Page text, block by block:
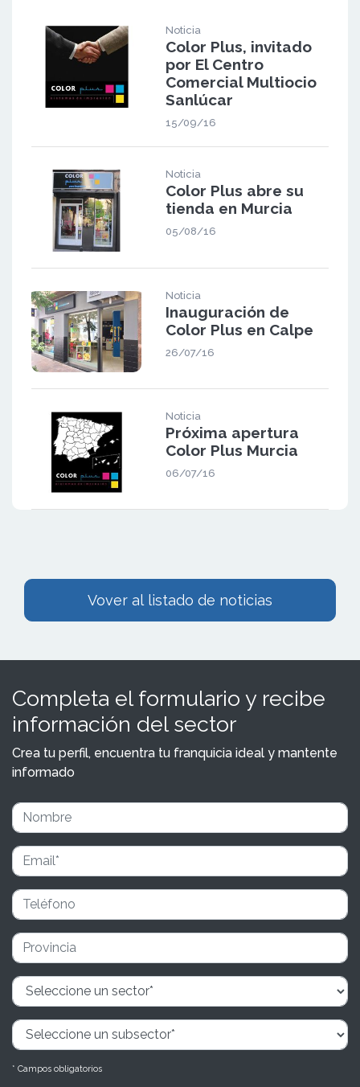
Noticia
Color Plus, invitado
por El Centro
Comercial Multiocio
Sanlúcar
15/09/16
Noticia
Color Plus abre su
tienda en Murcia
05/08/16
Noticia
Inauguración de
Color Plus en Calpe
26/07/16
Noticia
Próxima apertura
Color Plus Murcia
06/07/16
Vover al listado de noticias
Completa el formulario y recibe
información del sector
Crea tu perfil, encuentra tu franquicia ideal y mantente
informado
* Campos obligatorios